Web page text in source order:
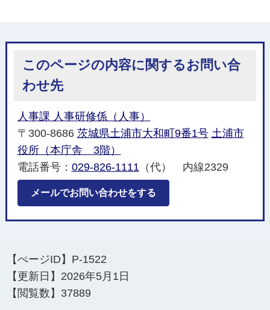
このページの内容に関するお問い合
わせ先
人事課 人事研修係（人事）
〒300-8686 茨城県土浦市大和町9番1号 土浦市
役所（本庁舎 3階）
電話番号： 029-826-1111 （代） 内線2329
メールでお問い合わせをする
【ぺージID】 P-1522
【更新日】 2026年5月1日
【閲覧数】 37889